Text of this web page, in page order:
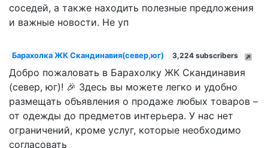
соседей, а также находить полезные предложения
и важные новости. Не уп
Барахолка ЖК Скандинавия(север,юг) 3,224 subscribers
Добро пожаловать в Барахолку ЖК Скандинавия
(север, юг)! 🎉 Здесь вы можете легко и удобно
размещать объявления о продаже любых товаров –
от одежды до предметов интерьера. У нас нет
ограничений, кроме услуг, которые необходимо
согласовать